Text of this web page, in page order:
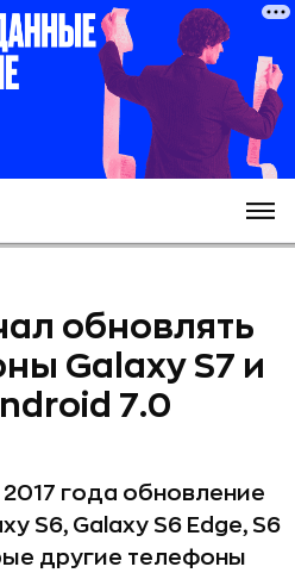
обновлять
Galaxy S7 и
7.0
года обновление
S6, Galaxy S6 Edge, S6
другие телефоны